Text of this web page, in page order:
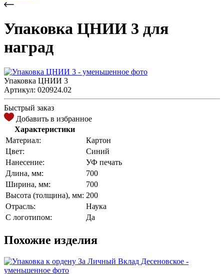
Упаковка ЦНИИ 3 для
наград
Упаковка ЦНИИ 3
Артикул: 020924.02
Быстрый заказ
Добавить в избранное
Характеристики
Материал:
Картон
Цвет:
Синий
Нанесение:
УФ печать
Длина, мм:
700
Ширина, мм:
700
Высота (толщина), мм: 200
Отрасль:
Наука
С логотипом:
Да
Похожие изделия